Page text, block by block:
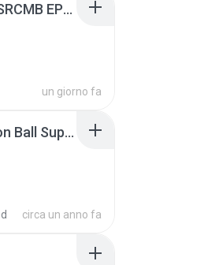
[Witanime.com] RKNGMNNTSRCMB EP 07 HD.mp4
un giorno fa
[SpacePowerFan.com] Dragon Ball Super EP1 480p.mp4
circa un anno fa